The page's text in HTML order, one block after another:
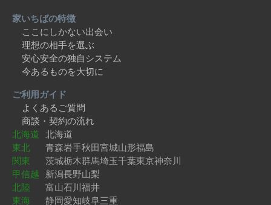
家いちばの特徴
ここにしかない出会い
理想の相手を選ぶ
安心安全の独自システム
今あるものを大切に
ご利用ガイド
よくあるご質問
商談・契約の流れ
北海道 北海道
東北
青森岩手秋田宮城山形福島
関東
茨城栃木群馬埼玉千葉東京神奈川
甲信越 新潟長野山梨
北陸
富山石川福井
東海
静岡愛知岐阜三重